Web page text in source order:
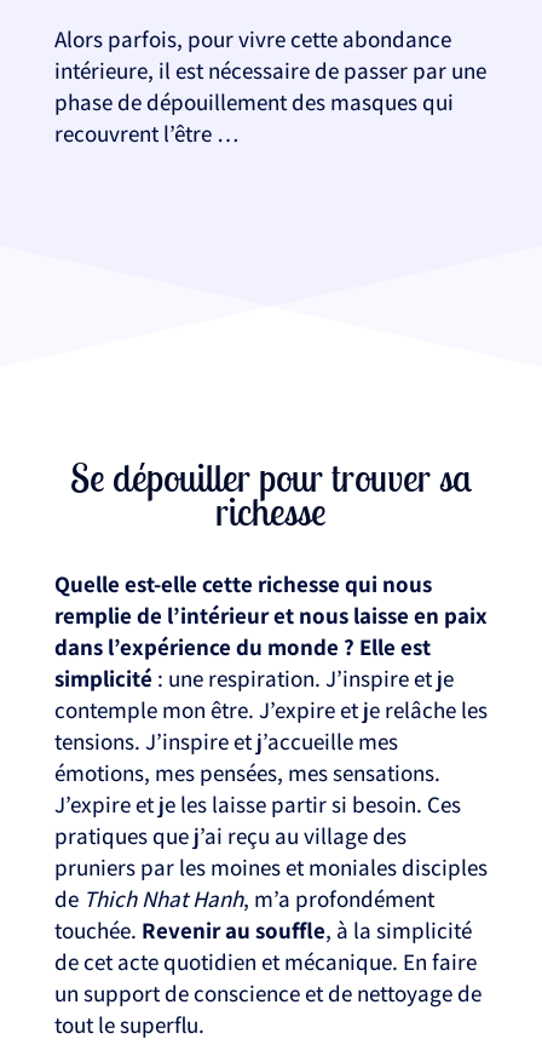
Alors parfois, pour vivre cette abondance
intérieure, il est nécessaire de passer par une
phase de dépouillement des masques qui
recouvrent l’être …
Se dépouiller pour trouver sa
richesse
Quelle est-elle cette richesse qui nous
remplie de l’intérieur et nous laisse en paix
dans l’expérience du monde ? Elle est
simplicité : une respiration. J’inspire et je
contemple mon être. J’expire et je relâche les
tensions. J’inspire et j’accueille mes
émotions, mes pensées, mes sensations.
J’expire et je les laisse partir si besoin. Ces
pratiques que j’ai reçu au village des
pruniers par les moines et moniales disciples
de Thich Nhat Hanh, m’a profondément
touchée. Revenir au souffle, à la simplicité
de cet acte quotidien et mécanique. En faire
un support de conscience et de nettoyage de
tout le superflu.